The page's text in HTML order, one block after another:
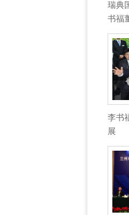
瑞典
书福
李书
展